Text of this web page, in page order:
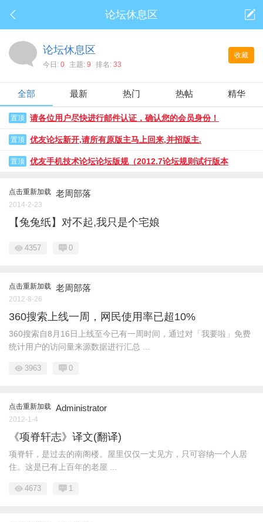
论坛休息区
收藏
论坛休息区
今日: 0 主题: 9 排名: 33
全部 最新 热门 热帖 精华
置顶 请各位用户尽快进行邮件认证，确认您的会员身份！
置顶 优友论坛新开,请所有原版主马上回来,并招版主.
置顶 优友手机技术论坛论坛版规（2012.7论坛规则试行版本
点击重新加载 老周部落
2014-2-23
【兔兔纸】对不起,我只是个宅娘
4357 0
点击重新加载 老周部落
2012-8-26
360搜索上线一周，网民使用率已超10%
360搜索自8月16日上线至今已有一周时间，通过对「我要啦」免费
统计用户的访问量来源数据进行汇总 ...
3963 0
点击重新加载 Administrator
2012-1-4
《项脊轩志》译文(翻译)
项脊轩，是过去的南阁楼。屋里仅仅一丈见方，只可容纳一个人居
住。这是已有上百年的老屋 ...
4673 1